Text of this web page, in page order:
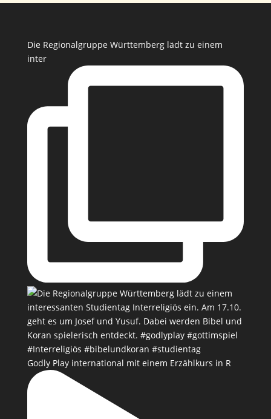
Die Regionalgruppe Württemberg lädt zu einem
inter
Godly Play international mit einem Erzählkurs in R